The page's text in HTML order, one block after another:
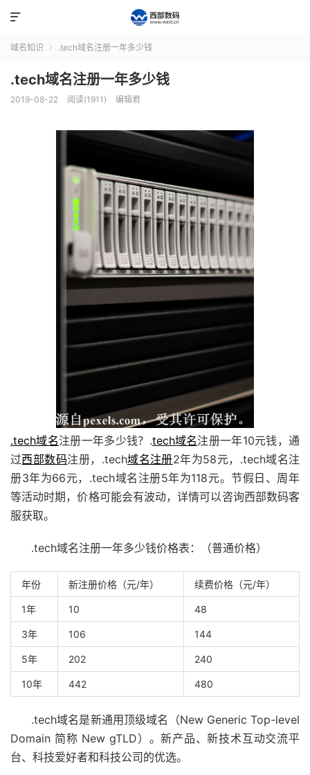

域名知识  .tech域名注册一年多少钱
.tech域名注册一年多少钱
2019-08-22 阅读(1911) 编辑君
.tech域名注册一年多少钱？.tech域名注册一年10元钱，通
过西部数码注册，.tech域名注册2年为58元，.tech域名注
册3年为66元，.tech域名注册5年为118元。节假日、周年
等活动时期，价格可能会有波动，详情可以咨询西部数码客
服获取。
.tech域名注册一年多少钱价格表：（普通价格）
年份 新注册价格（元/年） 续费价格（元/年）
1年 10 48
3年 106 144
5年 202 240
10年 442 480
.tech域名是新通用顶级域名（New Generic Top-level
Domain 简称 New gTLD）。新产品、新技术互动交流平
台、科技爱好者和科技公司的优选。